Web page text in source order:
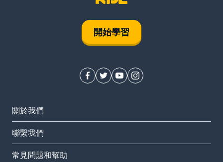
開始學習
關於我們
聯繫我們
常見問題和幫助